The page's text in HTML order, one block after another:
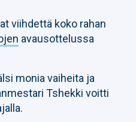
viihdettä koko rahan
avausottelussa
monia vaiheita ja
Tshekki voitti